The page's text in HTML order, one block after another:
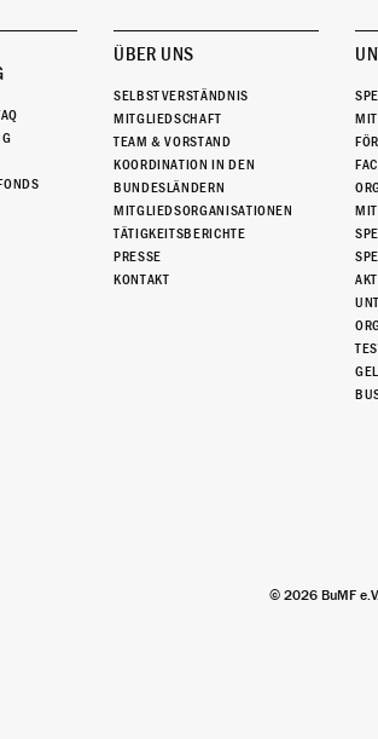
ÜBER UNS
SELBSTVERSTÄNDNIS
MITGLIEDSCHAFT
TEAM & VORSTAND
KOORDINATION IN DEN
BUNDESLÄNDERN
MITGLIEDSORGANISATIONEN
TÄTIGKEITSBERICHTE
PRESSE
KONTAKT
© 2026 BuMF e.V.